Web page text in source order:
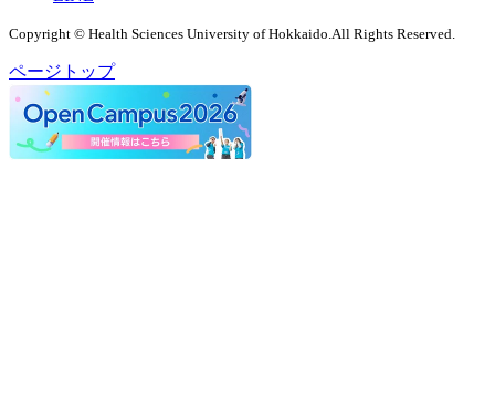
Copyright © Health Sciences University of Hokkaido.All Rights Reserved.
ページトップ